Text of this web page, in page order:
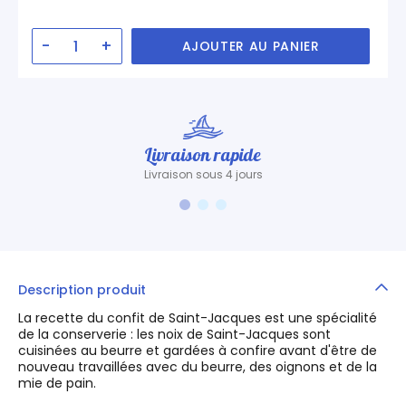
- + AJOUTER AU PANIER
Livraison rapide
Livraison sous 4 jours
Description produit
La recette du confit de Saint-Jacques est une spécialité
de la conserverie : les noix de Saint-Jacques sont
cuisinées au beurre et gardées à confire avant d'être de
nouveau travaillées avec du beurre, des oignons et de la
mie de pain.